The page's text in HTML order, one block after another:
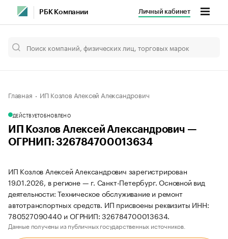
РБК Компании Личный кабинет
Главная ИП Козлов Алексей Александрович
ДЕЙСТВУЕТОБНОВЛЕНО
ИП Козлов Алексей Александрович —
ОГРНИП: 326784700013634
ИП Козлов Алексей Александрович зарегистрирован
19.01.2026, в регионе — г. Санкт-Петербург. Основной вид
деятельности: Техническое обслуживание и ремонт
автотранспортных средств. ИП присвоены реквизиты ИНН:
780527090440 и ОГРНИП: 326784700013634.
Данные получены из публичных государственных источников.